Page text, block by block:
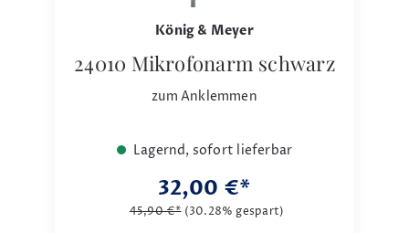
König & Meyer
24010 Mikrofonarm schwarz
zum Anklemmen
Lagernd, sofort lieferbar
32,00 €*
45,90 €* (30.28% gespart)